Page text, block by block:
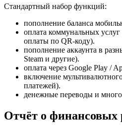
Стандартный набор функций:
пополнение баланса
оплата коммунальных
оплаты по QR-коду).
пополнение аккаунта в
Steam и другие).
оплата через Google Play /
включение
платежей).
денежные переводы и
Отчёт о финансовых